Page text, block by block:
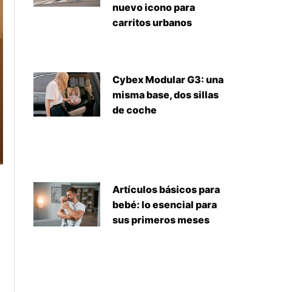
nuevo icono para
carritos urbanos
Cybex Modular G3: una
misma base, dos sillas
de coche
Artículos básicos para
bebé: lo esencial para
sus primeros meses